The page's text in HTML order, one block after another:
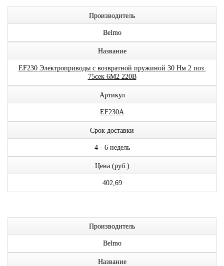
Производитель
Belmo
Название
EF230 Электроприводы с возвратной пружиной 30 Нм 2 поз.
75сек 6М2 220В
Артикул
EF230A
Срок доставки
4 - 6 недель
Цена (руб.)
402,69
Производитель
Belmo
Название